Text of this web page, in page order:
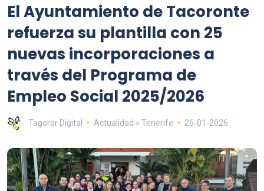
El Ayuntamiento de Tacoronte
refuerza su plantilla con 25
nuevas incorporaciones a
través del Programa de
Empleo Social 2025/2026
Tagoror Digital Actualidad » Tenerife 26-01-2026